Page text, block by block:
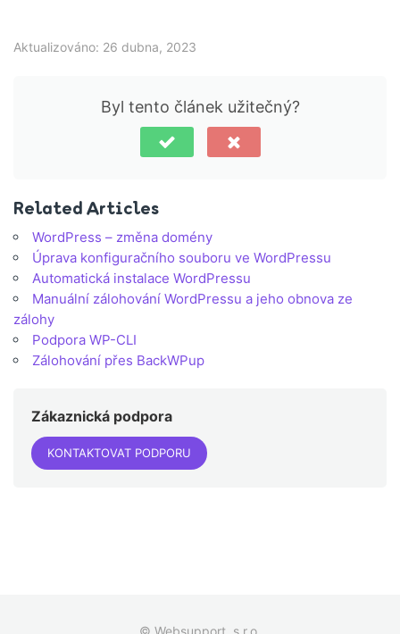
Aktualizováno: 26 dubna, 2023
Byl tento článek užitečný?
Related Articles
WordPress – změna domény
Úprava konfiguračního souboru ve WordPressu
Automatická instalace WordPressu
Manuální zálohování WordPressu a jeho obnova ze
zálohy
Podpora WP-CLI
Zálohování přes BackWPup
Zákaznická podpora
KONTAKTOVAT PODPORU
© Websupport, s.r.o.